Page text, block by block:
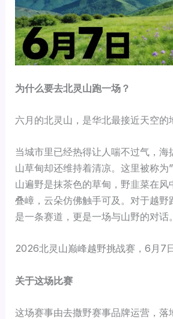
为什么要去北灵山跑一场？
六月的北灵山，是华北最接近天空的
当城市里已经热得让人喘不过气，
山草甸却还维持着清凉。这里被称为
山遍野是抹茶色的草甸，野韭菜在风
叠嶂，云朵仿佛触手可及。对于越野
是一条赛道，更是一场与山野的对话。
2026北灵山巅峰越野挑战赛，6月7
关于这场比赛
这场赛事由去撒野赛事品牌运营，落